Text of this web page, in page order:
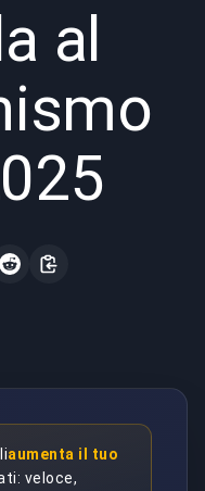
al
aumenta il tuo
veloce,